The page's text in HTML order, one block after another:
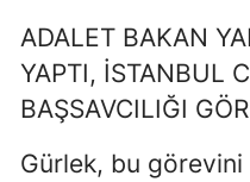
ADALET BAKAN
YAPTI, İSTANBUL
BAŞSAVCILIĞI
Gürlek, bu